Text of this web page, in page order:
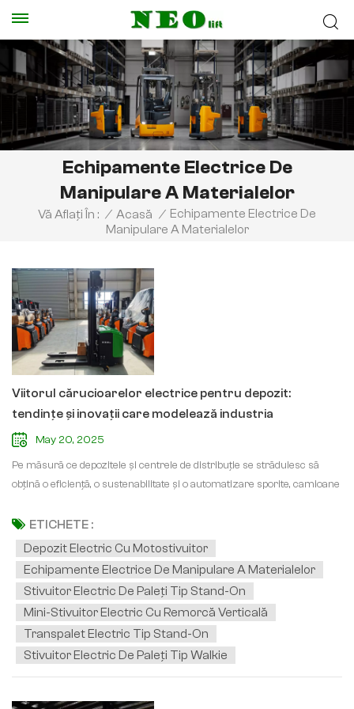
Echipamente Electrice De
Manipulare A Materialelor
Vă Aflați În : / Acasă / Echipamente Electrice De
Manipulare A Materialelor
Viitorul cărucioarelor electrice pentru depozit:
tendințe și inovații care modelează industria
May 20, 2025
Pe măsură ce depozitele și centrele de distribuție se străduiesc să
obțină o eficiență, o sustenabilitate și o automatizare sporite, camioane
comenzi, stivuitoare cu catarg retractabil și motostivuitoare)
evoluează rapid. Odată cu progresele în tehnologia bateriilor,
conectivitatea inteligentă și automatizarea, viitorul echipamente
electrice de manipulare a materialelor este menit să revoluționeze
operațiunile logistice. Iată o privire asupra tendințelor cheie care
impulsionează industria.1. Baterii litiu-ion: Noul standardBateriile
tradiționale cu plumb sunt din ce în ce mai mult înlocuite de tehnologia
litiu-ion (Li-ion), oferind:• Încărcare mai rapidă (încărcare de
oportunitate fără efect de memorie)• Durată de viață mai lungă (de 2-3
ETICHETE :
Depozit Electric Cu Motostivuitor
Echipamente Electrice De Manipulare A Materialelor
Stivuitor Electric De Paleți Tip Stand-On
Mini-Stivuitor Electric Cu Remorcă Verticală
Transpalet Electric Tip Stand-On
Stivuitor Electric De Paleți Tip Walkie